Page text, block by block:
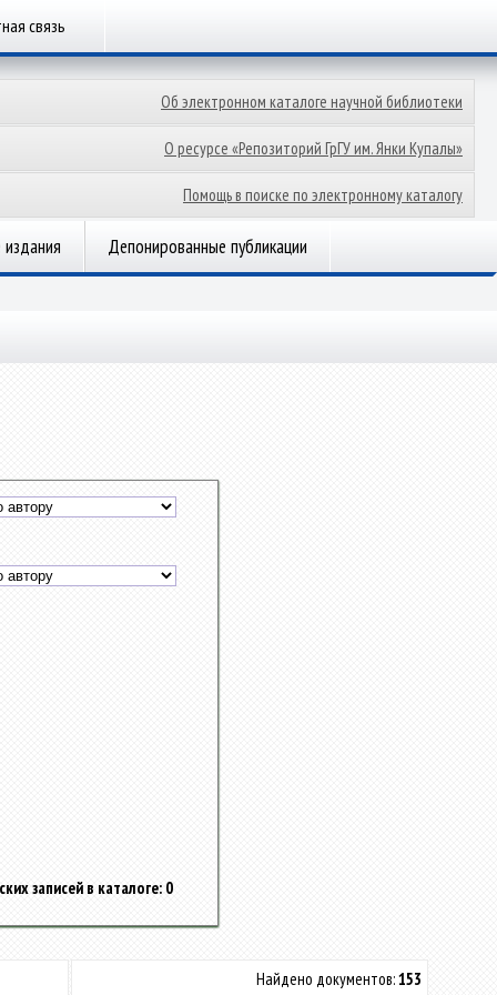
связь
Об электронном каталоге научной библиотеки
О ресурсе «Репозиторий ГрГУ им. Янки Купалы»
Помощь в поиске по электронному каталогу
Депонированные публикации
записей в каталоге: 0
Найдено документов:153